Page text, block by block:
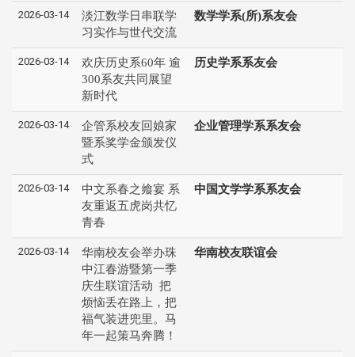
2026-03-14
淡江数学日串联学
习实作与世代交流
数学学系(所)系友会
2026-03-14
欢庆历史系60年 逾
300系友共同展望
新时代
历史学系系友会
2026-03-14
企管系校友回娘家
暨系奖学金颁发仪
式
企业管理学系系友会
2026-03-14
中文系春之飨宴 系
友重返五虎岗共忆
青春
中国文学学系系友会
2026-03-14
华南校友会举办珠
中江春游暨第一季
庆生联谊活动 把
烦恼丢在路上，把
福气装进兜里。马
年一起策马奔腾！
华南校友联谊会